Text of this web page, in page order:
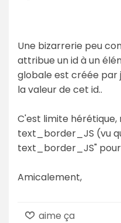
Une bizarrerie peu
attribue un id à un
globale est créée
la valeur de cet id..
C'est limite hérétique,
text_border_JS (vu
text_border_JS" pour
Amicalement,
aime ça